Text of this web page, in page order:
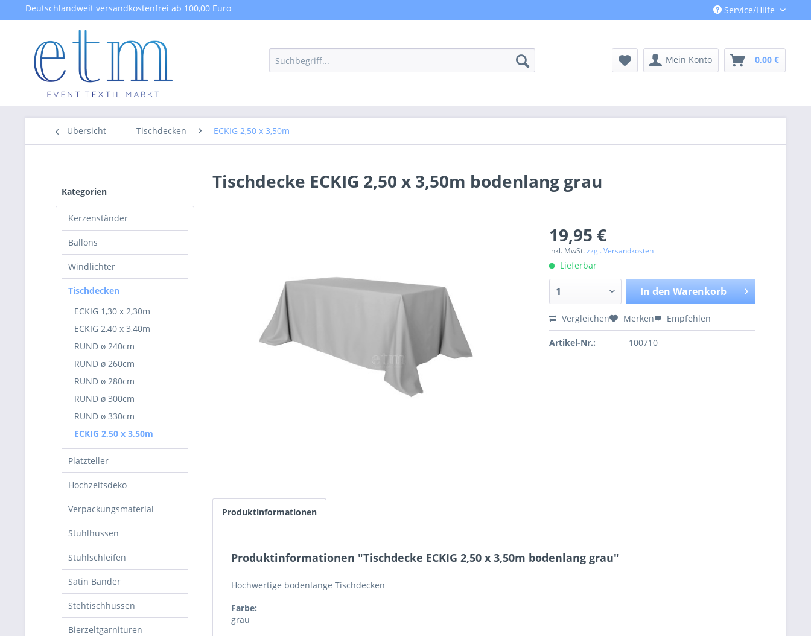
Deutschlandweit versandkostenfrei ab 100,00 Euro Service/Hilfe
Mein Konto 0,00 €
Übersicht Tischdecken ECKIG 2,50 x 3,50m
Kategorien
Kerzenständer
Ballons
Windlichter
Tischdecken
ECKIG 1,30 x 2,30m
ECKIG 2,40 x 3,40m
RUND ø 240cm
RUND ø 260cm
RUND ø 280cm
RUND ø 300cm
RUND ø 330cm
ECKIG 2,50 x 3,50m
Platzteller
Hochzeitsdeko
Verpackungsmaterial
Stuhlhussen
Stuhlschleifen
Satin Bänder
Stehtischhussen
Bierzeltgarnituren
Tischdecke ECKIG 2,50 x 3,50m bodenlang grau
19,95 €
inkl. MwSt.zzgl. Versandkosten
Lieferbar
In den Warenkorb
Vergleichen Merken Empfehlen
Artikel-Nr.: 100710
Produktinformationen
Produktinformationen "Tischdecke ECKIG 2,50 x 3,50m bodenlang grau"
Hochwertige bodenlange Tischdecken
Farbe:
grau